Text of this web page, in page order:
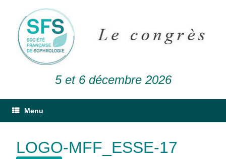
5 et 6 décembre 2026
Menu
LOGO-MFF_ESSE-17